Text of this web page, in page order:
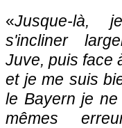
«Jusque-là,
s'incliner
Juve, puis face
et je me suis
le Bayern je
mêmes